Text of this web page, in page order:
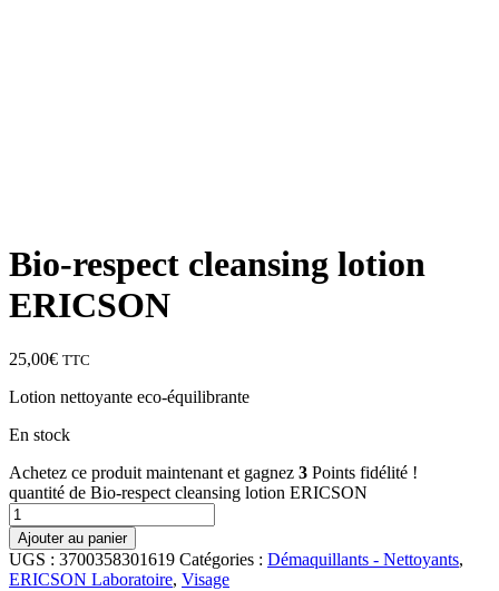
Bio-respect cleansing lotion
ERICSON
25,00€ TTC
Lotion nettoyante eco-équilibrante
En stock
Achetez ce produit maintenant et gagnez 3 Points fidélité !
quantité de Bio-respect cleansing lotion ERICSON
Ajouter au panier
UGS : 3700358301619 Catégories : Démaquillants - Nettoyants,
ERICSON Laboratoire, Visage